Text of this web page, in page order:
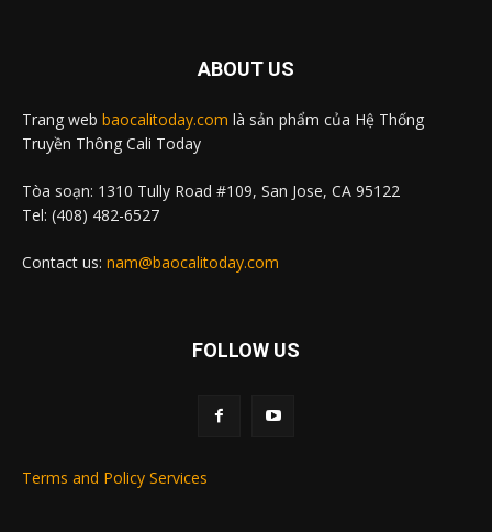
ABOUT US
Trang web baocalitoday.com là sản phẩm của Hệ Thống
Truyền Thông Cali Today
Tòa soạn: 1310 Tully Road #109, San Jose, CA 95122
Tel: (408) 482-6527
Contact us: nam@baocalitoday.com
FOLLOW US
Terms and Policy Services